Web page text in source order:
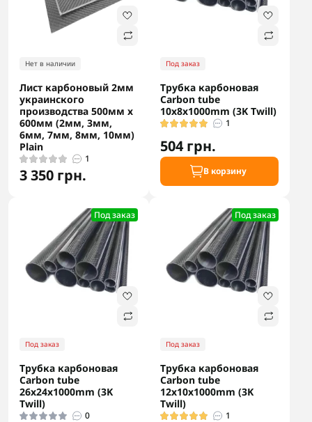
Нет в наличии
Лист карбоновый 2мм
украинского
производства 500мм х
600мм (2мм, 3мм,
6мм, 7мм, 8мм, 10мм)
Plain
1
3 350 грн.
Под заказ
Трубка карбоновая
Carbon tube
10x8x1000mm (3K Twill)
1
504 грн.
В корзину
Под заказ
Под заказ
Трубка карбоновая
Carbon tube
26x24x1000mm (3K
Twill)
0
Под заказ
Под заказ
Трубка карбоновая
Carbon tube
12x10x1000mm (3K
Twill)
1